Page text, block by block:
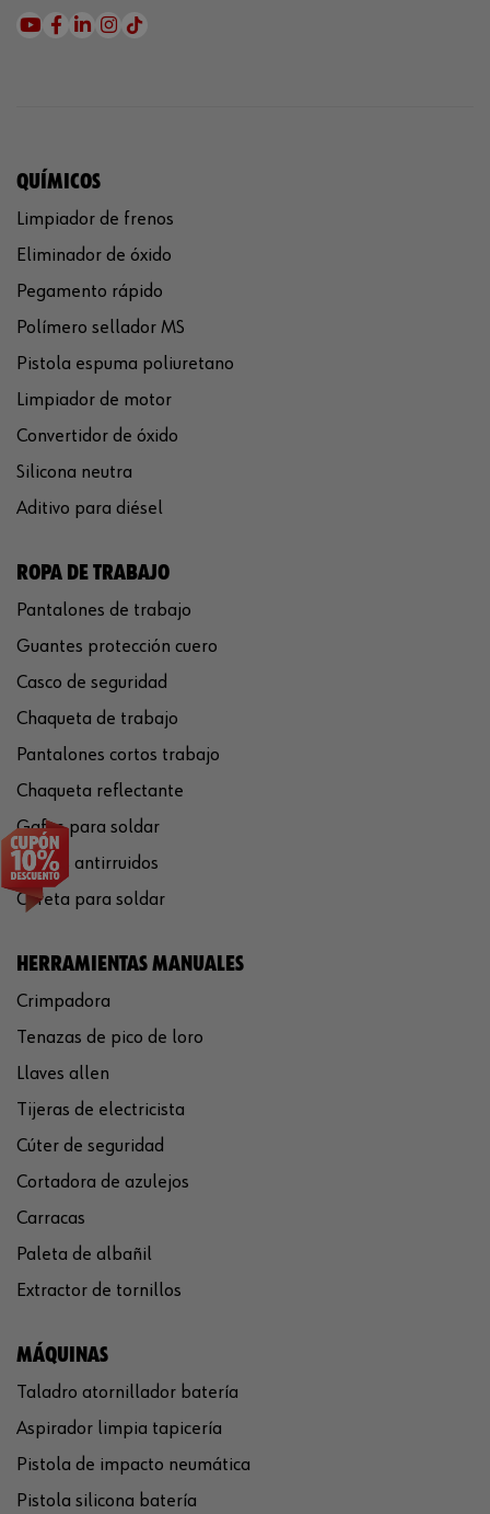
QUÍMICOS
Limpiador de frenos
Eliminador de óxido
Pegamento rápido
Polímero sellador MS
Pistola espuma poliuretano
Limpiador de motor
Convertidor de óxido
Silicona neutra
Aditivo para diésel
ROPA DE TRABAJO
Pantalones de trabajo
Guantes protección cuero
Casco de seguridad
Chaqueta de trabajo
Pantalones cortos trabajo
Chaqueta reflectante
Gafas para soldar
Cascos antirruidos
Careta para soldar
HERRAMIENTAS MANUALES
Crimpadora
Tenazas de pico de loro
Llaves allen
Tijeras de electricista
Cúter de seguridad
Cortadora de azulejos
Carracas
Paleta de albañil
Extractor de tornillos
MÁQUINAS
Taladro atornillador batería
Aspirador limpia tapicería
Pistola de impacto neumática
Pistola silicona batería